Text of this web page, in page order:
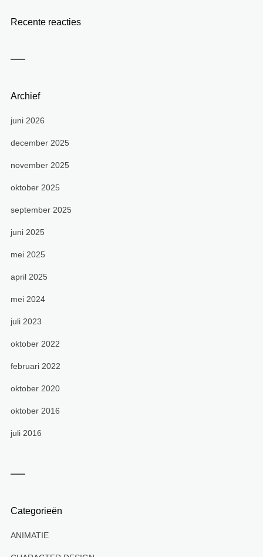
Recente reacties
Archief
juni 2026
december 2025
november 2025
oktober 2025
september 2025
juni 2025
mei 2025
april 2025
mei 2024
juli 2023
oktober 2022
februari 2022
oktober 2020
oktober 2016
juli 2016
Categorieën
ANIMATIE